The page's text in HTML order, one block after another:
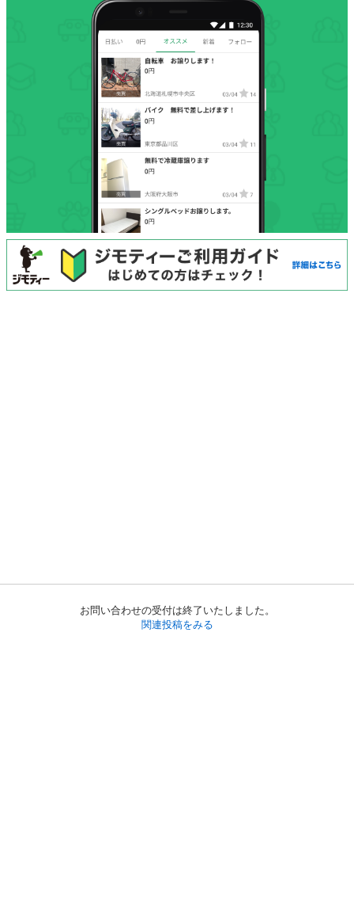
お問い合わせの受付は終了いたしました。
関連投稿をみる